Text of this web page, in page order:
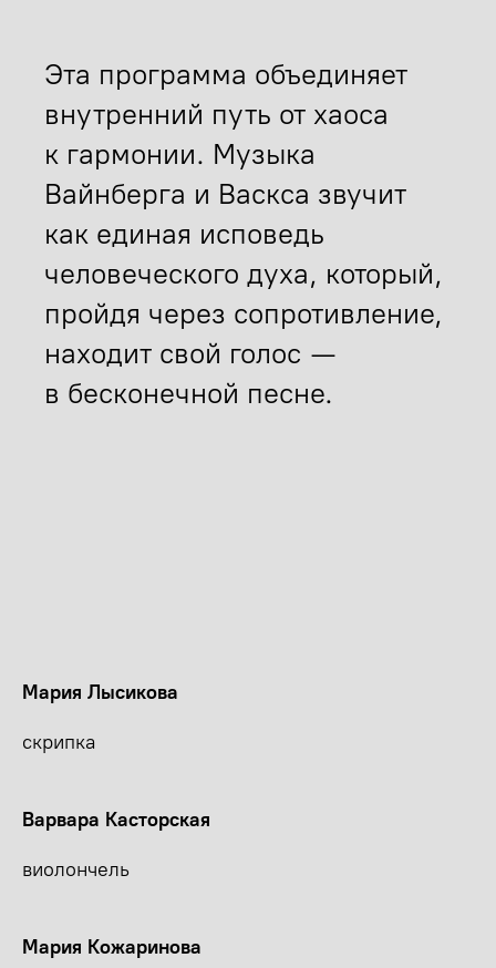
Эта программа объединяет
внутренний путь от хаоса
к гармонии. Музыка
Вайнберга и Васкса звучит
как единая исповедь
человеческого духа, который,
пройдя через сопротивление,
находит свой голос —
в бесконечной песне.
Мария Лысикова
скрипка
Варвара Касторская
виолончель
Мария Кожаринова